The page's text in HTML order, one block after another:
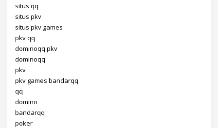
situs qq
situs pkv
situs pkv games
pkv qq
dominoqq pkv
dominoqq
pkv
pkv games bandarqq
qq
domino
bandarqq
poker